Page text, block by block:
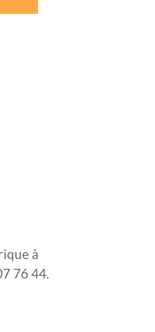
à
76 44.